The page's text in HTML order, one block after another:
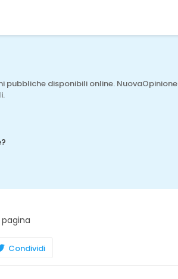
disponibili online. NuovaOpinione
pagina
Condividi